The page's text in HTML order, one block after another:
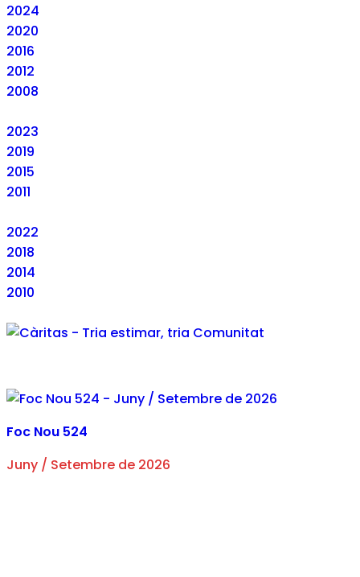
2024
2020
2016
2012
2008
2023
2019
2015
2011
2022
2018
2014
2010
Foc Nou 524
Juny / Setembre de 2026